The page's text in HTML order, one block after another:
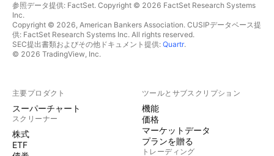
参照データ提供: FactSet. Copyright © 2026 FactSet Research Systems
Inc.
Copyright © 2026, American Bankers Association. CUSIPデータベース提
供: FactSet Research Systems Inc. All rights reserved.
SEC提出書類およびその他ドキュメント提供: Quartr.
© 2026 TradingView, Inc.
主要プロダクト
スーパーチャート
スクリーナー
株式
ETF
ツールとサブスクリプション
機能
価格
マーケットデータ
プランを贈る
トレーディング